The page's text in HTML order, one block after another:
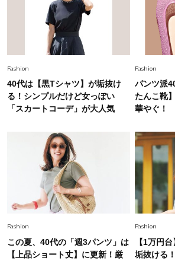
Lifestyle
「人間、役に立たなきゃ
上野千鶴子先生が問い直す
【ジェンダー連載23】
2026.8.6
26年夏の【開運アクショ
慣！「金運アップ→トイ
は？」
中村ゆりさん「40代にな
幸福感”に目が向いた」ラ
Fashion
白黒でもこんなに華やぐ
ップス×パンツ」コーデ〈
Fashion 2026.5.29
Fashion
40代は【黒Tシャツ】が垢抜け
る！シンプルだけど女っぽい
「スカートコーデ」が大人気
Fashion
パンツ派
たんこ靴
華やぐ！
Fashion
この夏、40代の「週3パンツ」は
【上品ショート丈】に更新！厳
Fashion
【1万円
垢抜ける